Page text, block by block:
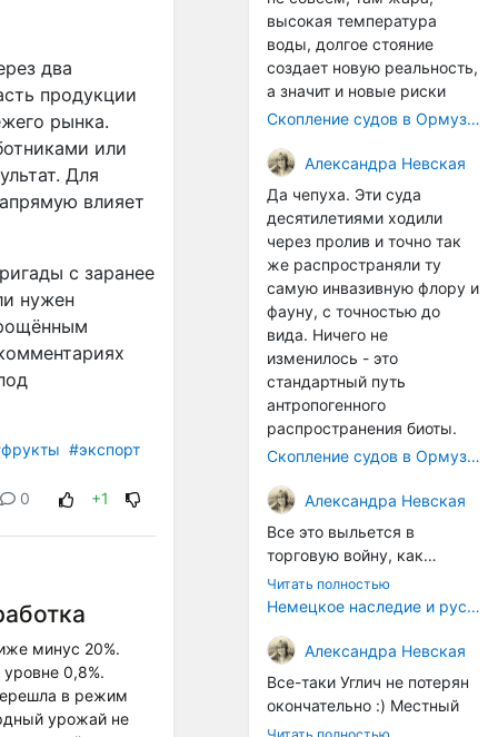
два
продукции
рынка.
или
Для
влияет
с заранее
нужен
#экспорт
0 +1
минус 20%.
0,8%.
в режим
урожай не
высокая температура
воды, долгое стояние
создает новую реальность,
а значит и новые риски
Скопление судов в Ормузском проливе грозит катастрофическим распространением инвазивных видов
Александра Невская
Да чепуха. Эти суда
десятилетиями ходили
через пролив и точно так
же распространяли ту
самую инвазивную флору и
фауну, с точностью до
вида. Ничего не
изменилось - это
стандартный путь
антропогенного
распространения биоты.
Скопление судов в Ормузском проливе грозит катастрофическим распространением инвазивных видов
Александра Невская
Все это выльется в
торговую войну, как
печально известная война
за Адыгейский сыр. Собаки
Когда региональный
продукт начнут делать
многие мастера региона, а
не единицы энтузиастов,
Читать полностью
Немецкое наследие и русский характер: история колбасного дела в Российской империи
Александра Невская
Все-таки Углич не потерян
окончательно :) Местный
институт сыроделия